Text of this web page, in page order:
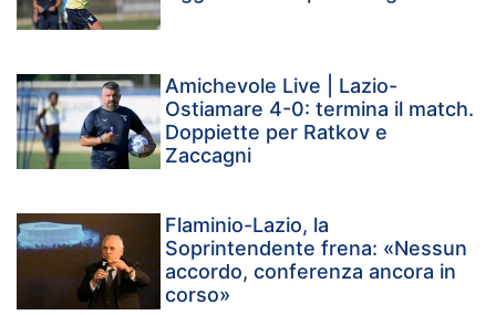
Amichevole Live | Lazio-
Ostiamare 4-0: termina il match.
Doppiette per Ratkov e
Zaccagni
Flaminio-Lazio, la
Soprintendente frena: «Nessun
accordo, conferenza ancora in
corso»